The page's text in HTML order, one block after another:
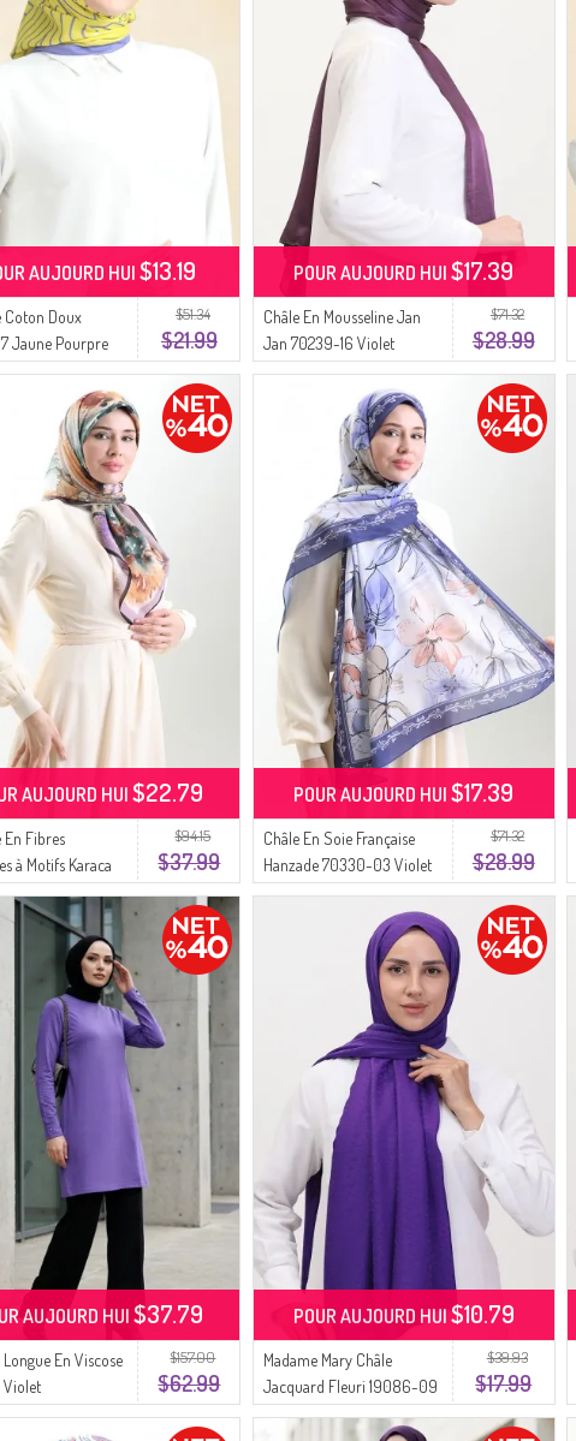
$51.34
$21.99
Coton Doux
Jaune Pourpre
AUJOURD HUI$13.19
$71.32
$28.99
Châle En Mousseline Jan
Jan 70239-16 Violet
POUR AUJOURD HUI$17.39
$94.15
$37.99
En Fibres
à Motifs Karaca
Violet Lilas
AUJOURD HUI$22.79
$71.32
$28.99
Châle En Soie Française
Hanzade 70330-03 Violet
Lilas
POUR AUJOURD HUI$17.39
$157.00
$62.99
En Viscose
Violet
AUJOURD HUI $37.79
$39.93
$17.99
Madame Mary Châle
Jacquard Fleuri 19086-09
Pourpre
POUR AUJOURD HUI $10.79